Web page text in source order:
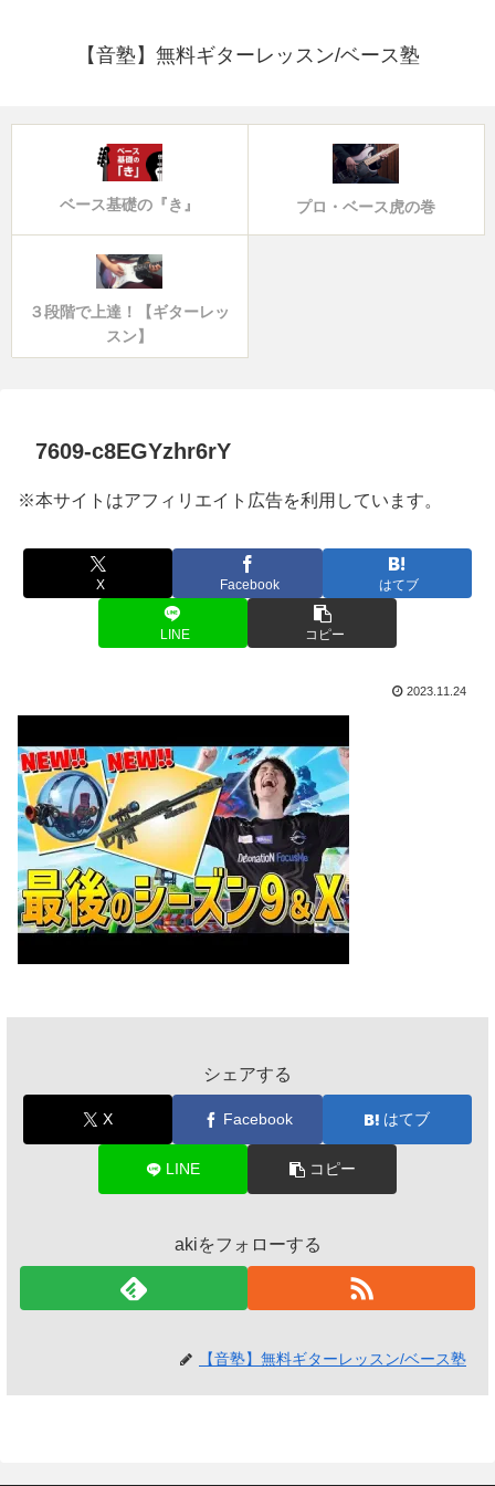
【音塾】無料ギターレッスン/ベース塾
ベース基礎の『き』 プロ・ベース虎の巻
３段階で上達！【ギターレッ
スン】
7609-c8EGYzhr6rY
※本サイトはアフィリエイト広告を利用しています。
X Facebook はてブ
LINE コピー
2023.11.24
シェアする
X Facebook はてブ
LINE コピー
akiをフォローする
【音塾】無料ギターレッスン/ベース塾